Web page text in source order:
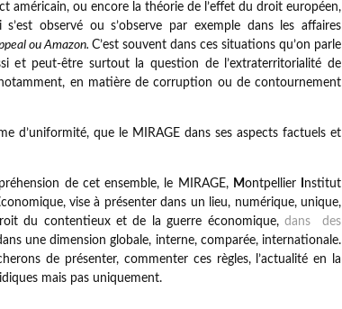
américain, ou encore la théorie de l’effet du droit européen,
observé ou s’observe par exemple dans les affaires
ou Amazon. C’est souvent dans ces situations qu’on parle
et peut-être surtout la question de l’extraterritorialité de
en matière de corruption ou de contournement
d’uniformité, que le MIRAGE dans ses aspects factuels et
de cet ensemble, le MIRAGE, Montpellier
nstitut
conomique, vise à présenter dans un lieu, numérique, unique,
du contentieux et de la guerre économique,dans des
une dimension globale, interne, comparée, internationale.
de présenter, commenter ces règles, l’actualité en la
mais pas uniquement.